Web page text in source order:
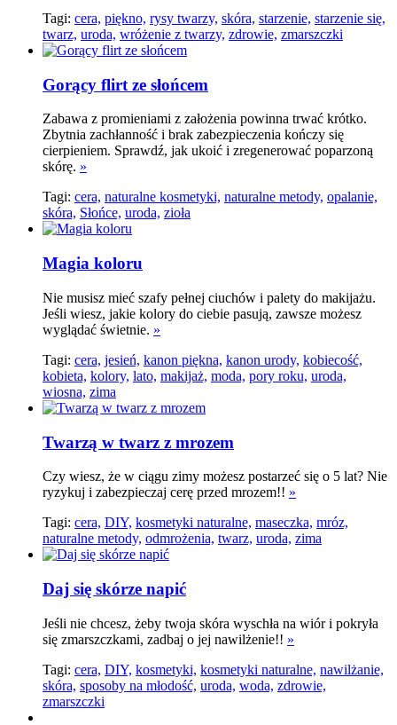
Tagi: cera, piękno, rysy twarzy, skóra, starzenie, starzenie się,
twarz, uroda, wróżenie z twarzy, zdrowie, zmarszczki
Gorący flirt ze słońcem
Zabawa z promieniami z założenia powinna trwać krótko.
Zbytnia zachłanność i brak zabezpieczenia kończy się
cierpieniem. Sprawdź, jak ukoić i zregenerować poparzoną
skórę. »
Tagi: cera, naturalne kosmetyki, naturalne metody, opalanie,
skóra, Słońce, uroda, zioła
Magia koloru
Nie musisz mieć szafy pełnej ciuchów i palety do makijażu.
Jeśli wiesz, jakie kolory do ciebie pasują, zawsze możesz
wyglądać świetnie. »
Tagi: cera, jesień, kanon piękna, kanon urody, kobiecość,
kobieta, kolory, lato, makijaż, moda, pory roku, uroda,
wiosna, zima
Twarzą w twarz z mrozem
Czy wiesz, że w ciągu zimy możesz postarzeć się o 5 lat? Nie
ryzykuj i zabezpieczaj cerę przed mrozem!! »
Tagi: cera, DIY, kosmetyki naturalne, maseczka, mróz,
naturalne metody, odmrożenia, twarz, uroda, zima
Daj się skórze napić
Jeśli nie chcesz, żeby twoja skóra wyschła na wiór i pokryła
się zmarszczkami, zadbaj o jej nawilżenie!! »
Tagi: cera, DIY, kosmetyki, kosmetyki naturalne, nawilżanie,
skóra, sposoby na młodość, uroda, woda, zdrowie,
zmarszczki